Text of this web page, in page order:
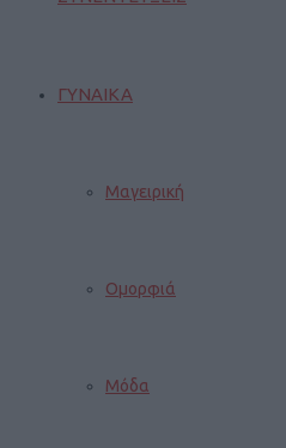
ΓΥΝΑΙΚΑ
Μαγειρική
Ομορφιά
Μόδα